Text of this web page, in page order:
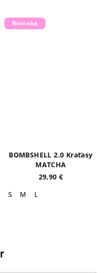
Novinka
BOMBSHELL 2.0 Kraťasy
MATCHA
29,90 €
S
M L